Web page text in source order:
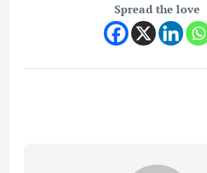
Spread the love